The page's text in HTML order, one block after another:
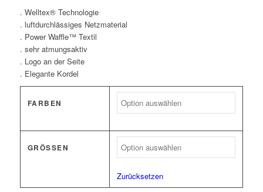
. Welltex® Technologie
. luftdurchlässiges Netzmaterial
. Power Waffle™ Textil
. sehr atmungsaktiv
. Logo an der Seite
. Elegante Kordel
FARBEN
GRÖSSEN
Zurücksetzen